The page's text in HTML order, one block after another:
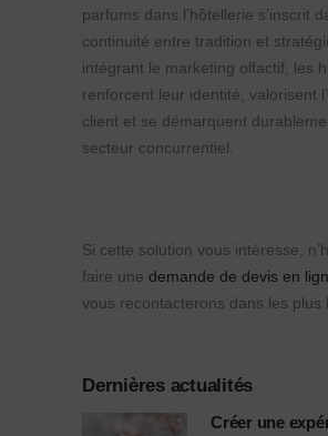
parfums dans l’hôtellerie s’inscrit
continuité entre tradition et
intégrant le marketing olfactif, les
renforcent leur identité, valorisent
client et se démarquent
secteur concurrentiel.
Si cette solution vous intéresse,
faire une demande de devis en
vous recontacterons dans les plus
Dernières actualités
Créer une